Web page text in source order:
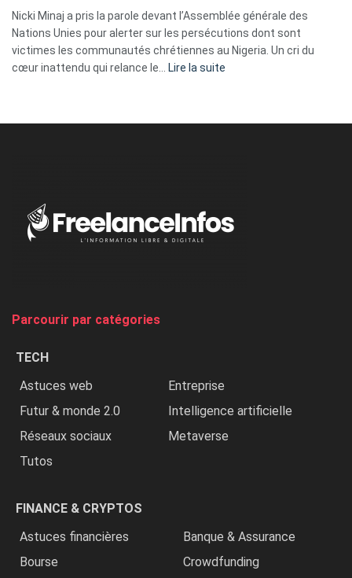
ses
tripes »
Nicki Minaj a pris la parole devant l’Assemblée générale des
Nations Unies pour alerter sur les persécutions dont sont
victimes les communautés chrétiennes au Nigeria. Un cri du
cœur inattendu qui relance le…
Lire la suite
Nigeria,
Parcourir par catégories
TECH
Astuces web
Entreprise
Futur & monde 2.0
Intelligence artificielle
Réseaux sociaux
Metaverse
Tutos
FINANCE & CRYPTOS
Astuces financières
Banque & Assurance
Bourse
Crowdfunding